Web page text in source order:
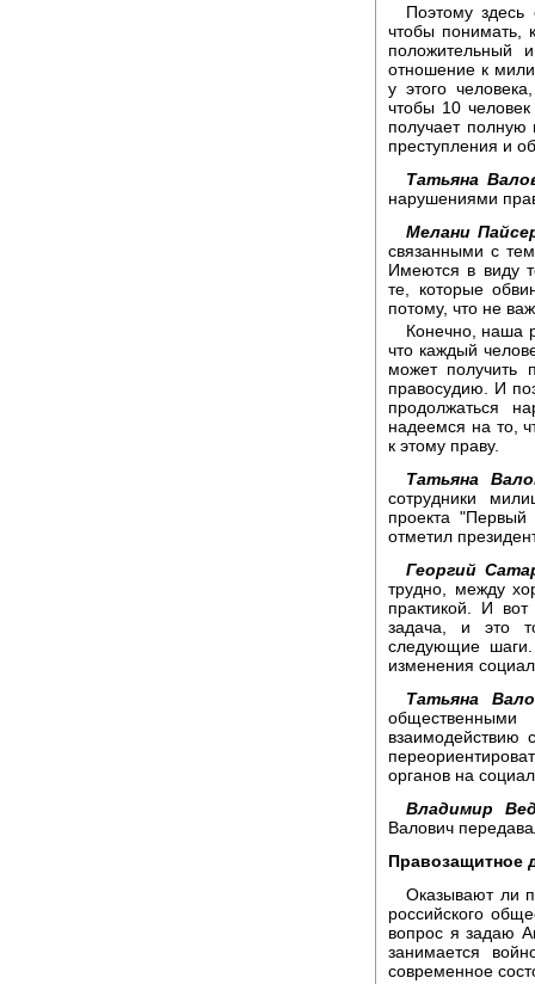
Поэтому
чтобы понимать,
положительный
отношение к
у этого
чтобы 10
получает
преступления и
Татьяна
нарушениями
Мелани
связанными с
Имеются в виду
те, которые
потому, что не
Конечно, наша
что каждый
может получить
правосудию. И
продолжаться
надеемся на то,
к этому праву.
Татьяна
сотрудники
проекта
отметил
Георгий
трудно, между
практикой. И
задача, и это
следующие шаги.
изменения
Татьяна
органов на
Владимир
Валович
Правозащитное
Оказывают ли
российского
вопрос я задаю
занимается
современное